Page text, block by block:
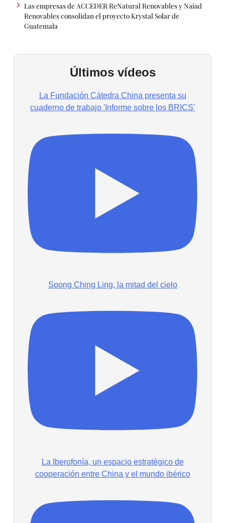
Las empresas de ACCEDER ReNatural Renovables y Naiad
Renovables consolidan el proyecto Krystal Solar de
Guatemala
Últimos vídeos
La Fundación Cátedra China presenta su
cuaderno de trabajo 'Informe sobre los BRICS'
Soong Ching Ling, la mitad del cielo
La Iberofonía, un espacio estratégico de
cooperación entre China y el mundo ibérico